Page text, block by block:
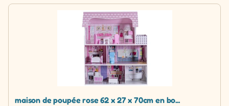
maison de poupée rose 62 x 27 x 70cm en bo...